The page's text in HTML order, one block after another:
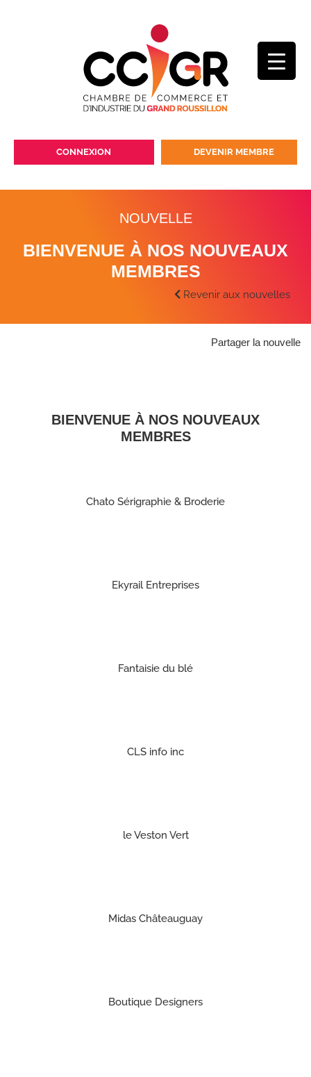
CONNEXION DEVENIR MEMBRE
NOUVELLE
BIENVENUE À NOS NOUVEAUX
MEMBRES
Revenir aux nouvelles
Partager la nouvelle
BIENVENUE À NOS NOUVEAUX
MEMBRES
Chato Sérigraphie & Broderie
Ekyrail Entreprises
Fantaisie du blé
CLS info inc
le Veston Vert
Midas Châteauguay
Boutique Designers